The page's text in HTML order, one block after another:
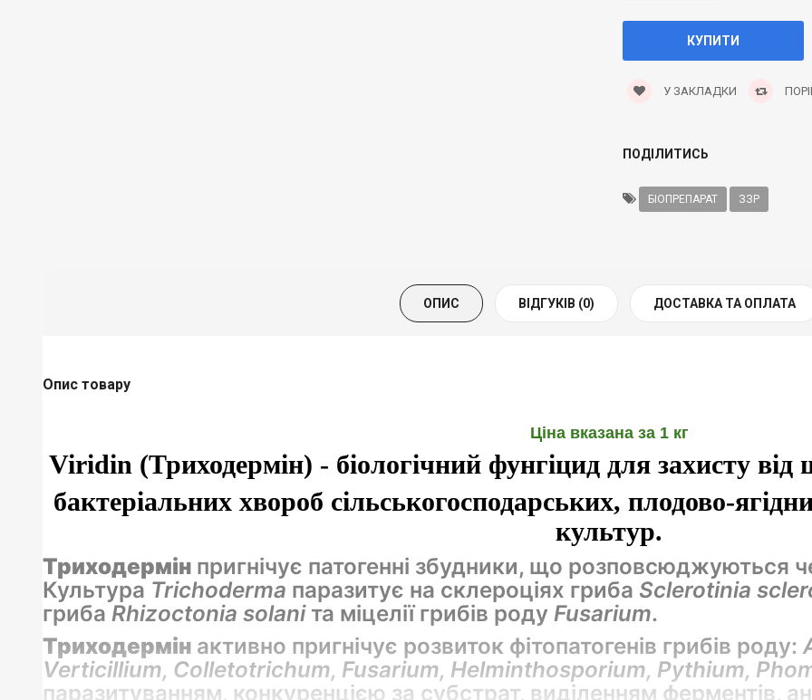
У ЗАКЛАДКИ
ПОДІЛИТИСЬ
БІОПРЕПАРАТ ЗЗР
ОПИС ВІДГУКІВ (0) ДОСТАВКА ТА ОПЛАТА
Опис товару
Ціна вказана за 1 кг
Viridin (Триходермін) - біологічний фунгіцид для захисту
бактеріальних хвороб сільськогосподарських, плодово-
культур.
Триходермін пригнічує патогенні збудники, що розповсюджуються
Культура Trichoderma паразитує на склероціях гриба Sclerotinia
грибаRhizoctonia solaniта міцелії грибів родуFusarium.
Триходермін активно пригнічує розвиток фітопатогенів грибів роду:
Verticillium, Colletotrichum, Fusarium, Helminthosporium, Pythium,
паразитуванням, конкуренцією за субстрат, виділенням ферментів,